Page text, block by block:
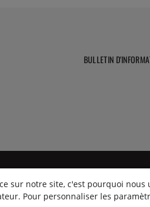
BULLETIN
sur notre site, c'est pourquoi
Pour personnaliser les